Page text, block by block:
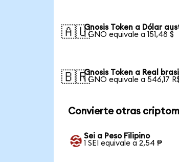
🇦🇺Gnosis Token a Dólar
1 GNO equivale a 151,48 $
🇧🇷Gnosis Token a Real
1 GNO equivale a 546,17
Convierte otras
Sei a Peso Filipino
1 SEI equivale a 2,54 ₱